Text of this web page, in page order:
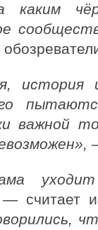
каким
история
важной
— считает